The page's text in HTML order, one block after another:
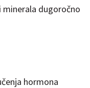
minerala dugoročno
hormona